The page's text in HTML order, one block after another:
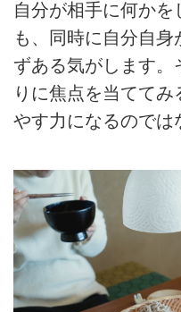
自分が相手に何か
も、同時に自分自
ずある気がします。
りに焦点を当てて
やす力になるのでは